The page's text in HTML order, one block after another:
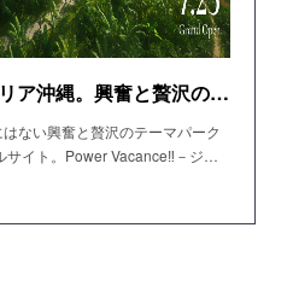
JUNGLIA｜ジャングリア沖縄。興奮と贅沢の旅が、はじまる。
ない興奮と贅沢のテーマパーク
サイト。Power Vacance‼－ジ…